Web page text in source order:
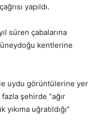
yapıldı.
süren çabalarına
kentlerine
uydu görüntülerine yer
şehirde “ağır
uğratıldığı”